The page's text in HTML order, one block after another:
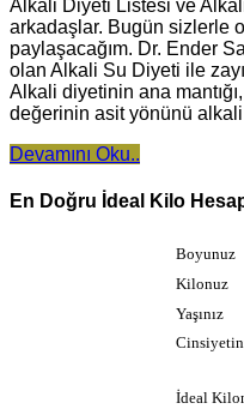
Alkali Diyeti Listesi ve
arkadaşlar. Bugün sizlerle
paylaşacağım. Dr. Ender
olan Alkali Su Diyeti ile
Alkali diyetinin ana
değerinin asit yönünü
Devamını Oku..
En Doğru İdeal Kilo
Boyunuz
Kilonuz
Yaşınız
İdeal